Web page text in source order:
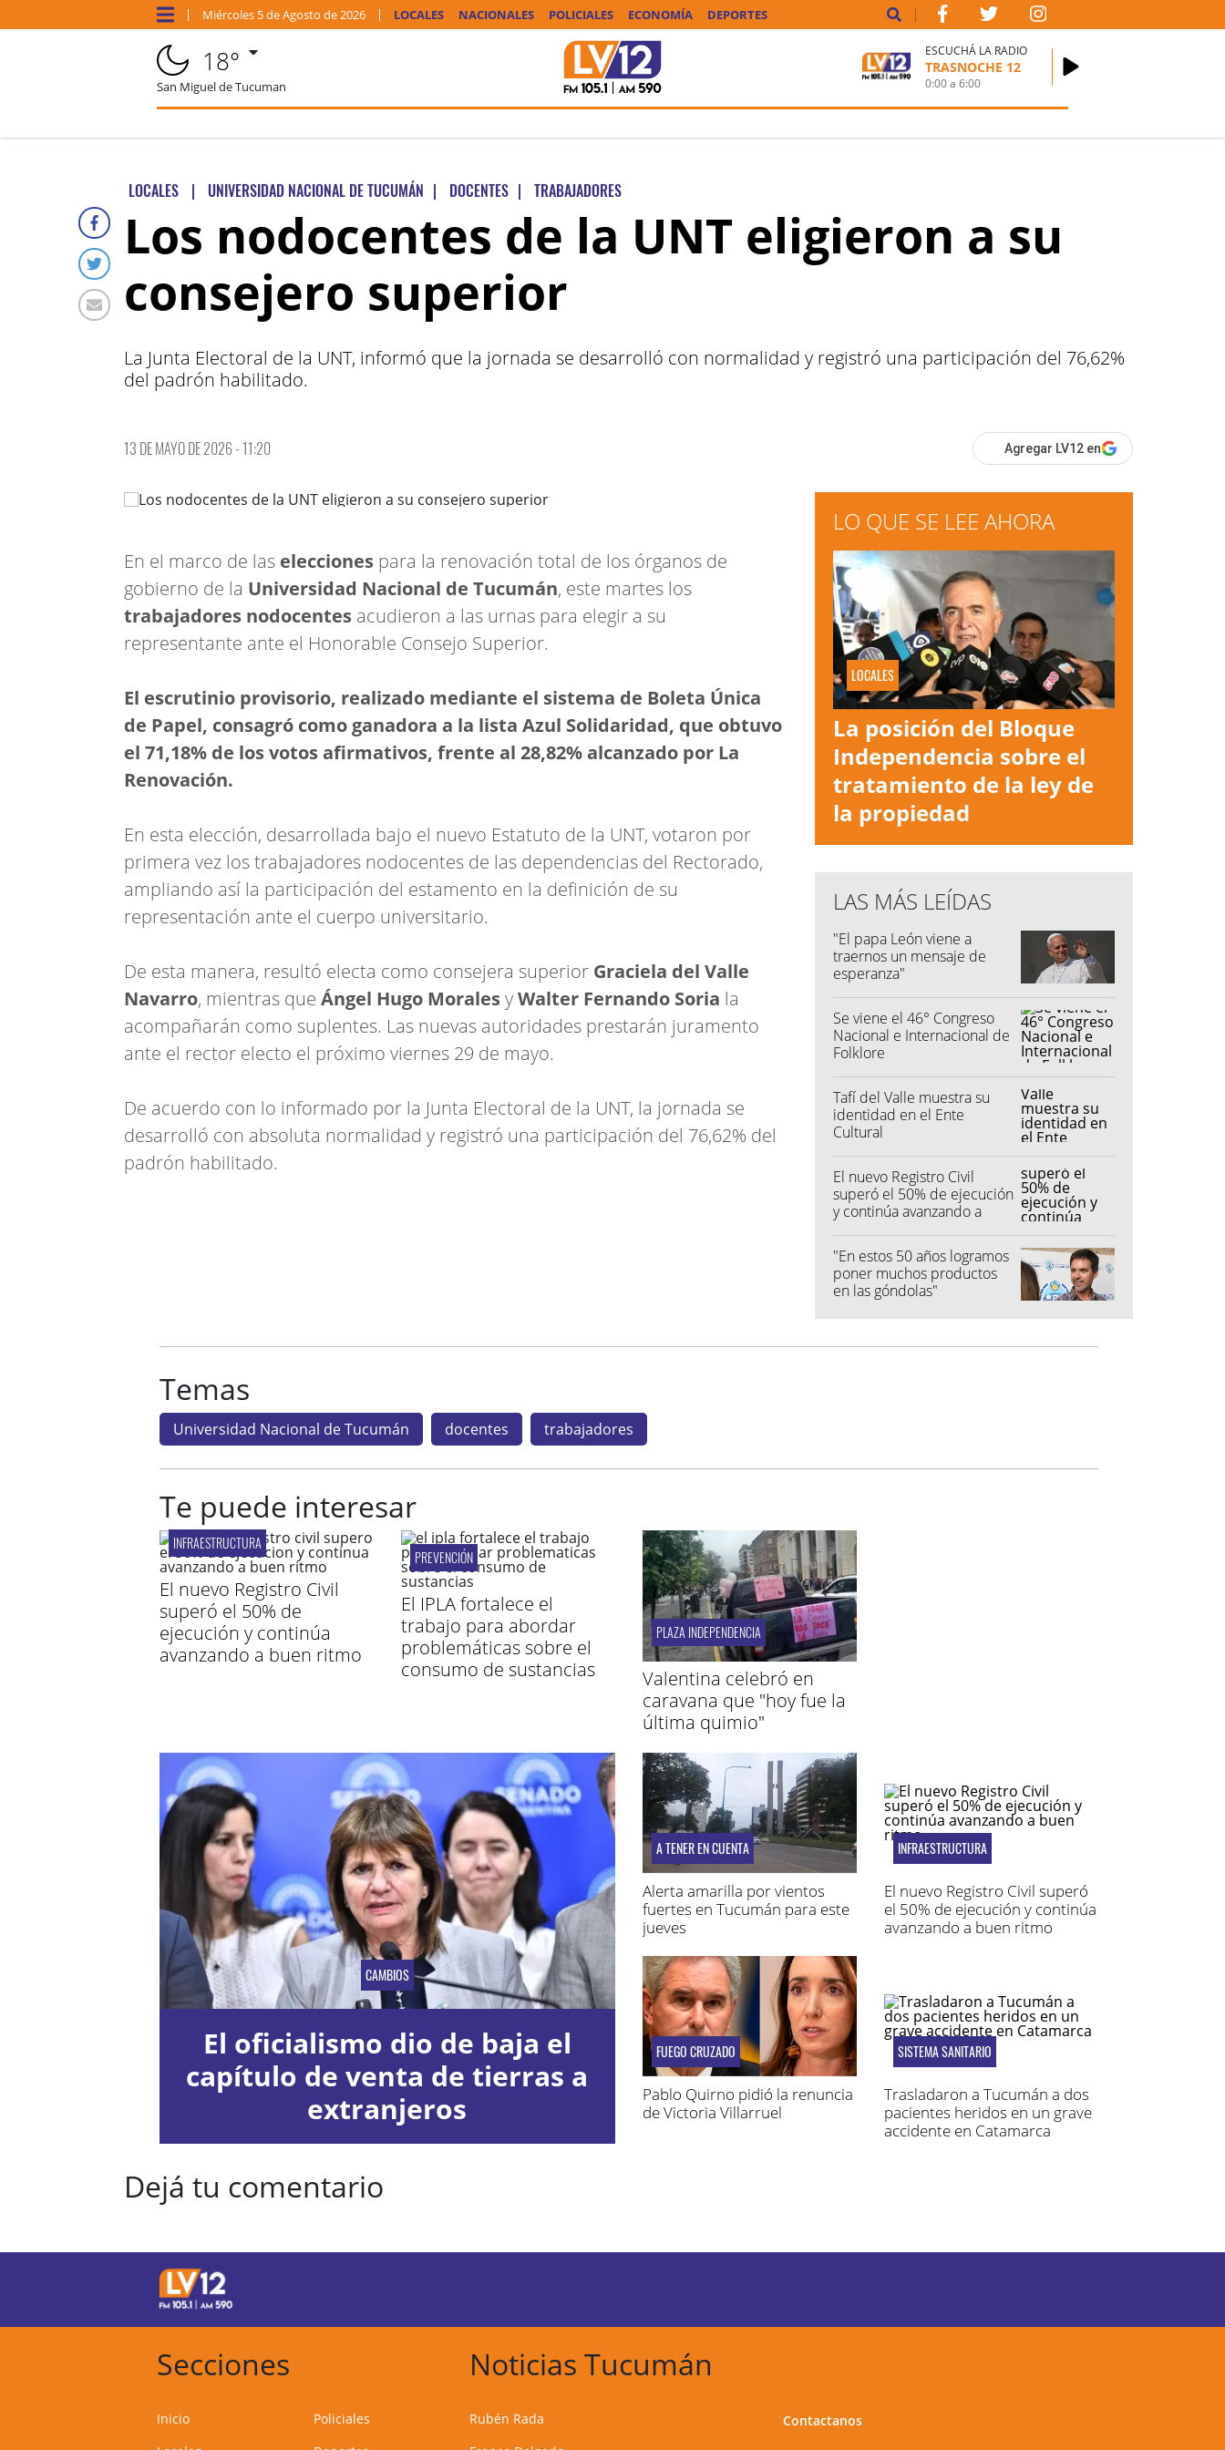
Miércoles 5 deAgosto de 2026 LOCALES NACIONALES POLICIALES ECONOMÍA DEPORTES
18°
San Miguel de Tucuman
ESCUCHÁ LA RADIO
TRASNOCHE 12
0:00a6:00
LOCALES | UNIVERSIDAD NACIONAL DE TUCUMÁN | DOCENTES | TRABAJADORES
Los nodocentes de la UNT eligieron a su
consejero superior
La Junta Electoral de la UNT, informó que la jornada se desarrolló con normalidad y registró una participación del 76,62%
del padrón habilitado.
13 DE MAYO DE 2026 - 11:20 Agregar LV12 en
En el marco de las elecciones para la renovación total de los órganos de
gobierno de la Universidad Nacional de Tucumán, este martes los
trabajadores nodocentes acudieron a las urnas para elegir a su
representante ante el Honorable Consejo Superior.
El escrutinio provisorio, realizado mediante el sistema de Boleta Única
de Papel, consagró como ganadora a la lista Azul Solidaridad, que obtuvo
el 71,18% de los votos afirmativos, frente al 28,82% alcanzado por La
Renovación.
En esta elección, desarrollada bajo el nuevo Estatuto de la UNT, votaron por
primera vez los trabajadores nodocentes de las dependencias del Rectorado,
ampliando así la participación del estamento en la definición de su
representación ante el cuerpo universitario.
De esta manera, resultó electa como consejera superior Graciela del Valle
Navarro, mientras que Ángel Hugo MoralesyWalter Fernando Soria la
acompañarán como suplentes. Las nuevas autoridades prestarán juramento
ante el rector electo el próximo viernes 29 de mayo.
De acuerdo con lo informado por la Junta Electoral de la UNT, la jornada se
desarrolló con absoluta normalidad y registró una participación del 76,62% del
padrón habilitado.
LO QUE SE LEE AHORA
LOCALES
La posición del Bloque
Independencia sobre el
tratamiento de la ley de
la propiedad
LAS MÁS LEÍDAS
"El papa León viene a
traernos un mensaje de
esperanza"
Se viene el 46° Congreso
Nacional e Internacional de
Folklore
Tafí del Valle muestra su
identidad en el Ente
Cultural
El nuevo Registro Civil
superó el 50% de ejecución
y continúa avanzando a
"En estos 50 años logramos
poner muchos productos
en las góndolas"
Temas
Universidad Nacional de Tucumán docentes trabajadores
Te puede interesar
INFRAESTRUCTURA
El nuevo Registro Civil
superó el 50% de
ejecución y continúa
avanzando a buen ritmo
PREVENCIÓN
El IPLA fortalece el
trabajo para abordar
problemáticas sobre el
consumo de sustancias
PLAZA INDEPENDENCIA
Valentina celebró en
caravana que "hoy fue la
última quimio"
CAMBIOS
El oficialismo dio de baja el
capítulo de venta de tierras a
extranjeros
A TENER EN CUENTA
Alerta amarilla por vientos
fuertes en Tucumán para este
jueves
INFRAESTRUCTURA
El nuevo Registro Civil superó
el 50% de ejecución y continúa
avanzando a buen ritmo
FUEGO CRUZADO
Pablo Quirno pidió la renuncia
de Victoria Villarruel
SISTEMA SANITARIO
Trasladaron a Tucumán a dos
pacientes heridos en un grave
accidente en Catamarca
Dejá tu comentario
Secciones
Inicio
Policiales
Noticias Tucumán
Rubén Rada
Contactanos